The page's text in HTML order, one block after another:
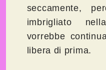
seccamente,
imbrigliato
vorrebbe
libera di prima.